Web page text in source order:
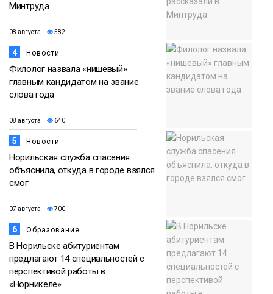
Минтруда
08 августа 582
4 Новости
Филолог назвала «нишевый»
главным кандидатом на звание
слова года
08 августа 640
5 Новости
Норильская служба спасения
объяснила, откуда в городе взялся
смог
07 августа 700
6 Образование
В Норильске абитуриентам
предлагают 14 специальностей с
перспективой работы в
«Норникеле»